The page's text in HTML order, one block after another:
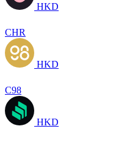
HKD
CHR
HKD
C98
HKD